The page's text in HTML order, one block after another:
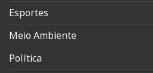
Esportes
Meio Ambiente
Política